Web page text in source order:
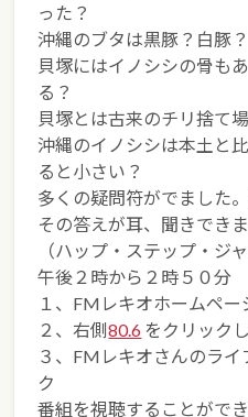
った？
沖縄のブタは黒豚？白豚？
貝塚にはイノシシの骨もあ
る？
貝塚とは古来のチリ捨て
沖縄のイノシシは本土と
ると小さい？
多くの疑問符がでました
その答えが耳、聞きできま
（ハップ・ステップ・ジ
午後２時から２時５０分
１、FMレキオホームペー
２、右側80.6 をクリックし
３、FMレキオさんのラ
ク
番組を視聴することがで